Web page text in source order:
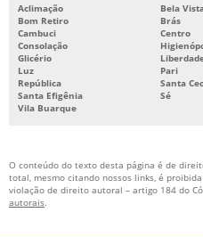
Aclimação
Bela
Bom Retiro
Brás
Cambuci
Centro
Consolação
Glicério
Luz
Pari
República
Santa
Santa Efigênia
Sé
Vila Buarque
O conteúdo do texto desta página é de
total, mesmo citando nossos links, é
violação de direito autoral – artigo 184 do
autorais.